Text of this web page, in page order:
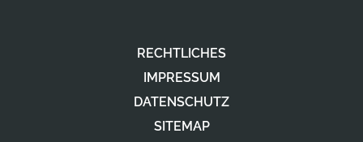
RECHTLICHES
IMPRESSUM
DATENSCHUTZ
SITEMAP